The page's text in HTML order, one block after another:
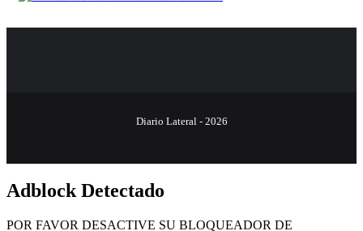
Diario Lateral - 2026
Adblock Detectado
POR FAVOR DESACTIVE SU BLOQUEADOR DE